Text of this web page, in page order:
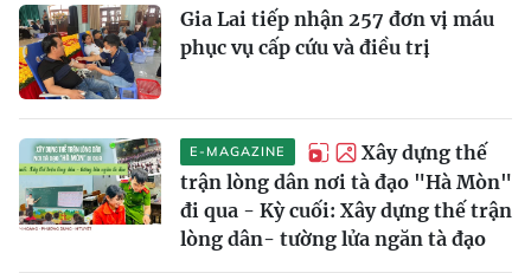
Gia Lai tiếp nhận 257 đơn vị máu
phục vụ cấp cứu và điều trị
E-MAGAZINE
Xây dựng thế
trận lòng dân nơi tà đạo "Hà Mòn"
đi qua - Kỳ cuối: Xây dựng thế trận
lòng dân- tường lửa ngăn tà đạo